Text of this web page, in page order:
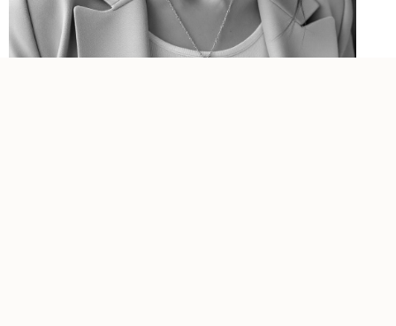
♡klaren,ausdrucksstarkenodermaritiminspirierten Looks
♡ Leinen, grob gewebten Stoffen und legeren
Naturmaterialien